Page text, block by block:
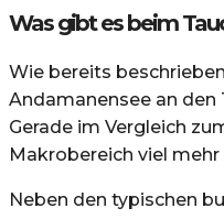
Was gibt es beim
Wie bereits
Andamanensee an den
Gerade im Vergleich
Makrobereich viel
Neben den typischen